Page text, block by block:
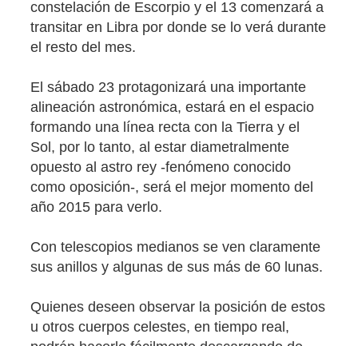
constelación de Escorpio y el 13 comenzará a
transitar en Libra por donde se lo verá durante
el resto del mes.
El sábado 23 protagonizará una importante
alineación astronómica, estará en el espacio
formando una línea recta con la Tierra y el
Sol, por lo tanto, al estar diametralmente
opuesto al astro rey -fenómeno conocido
como oposición-, será el mejor momento del
año 2015 para verlo.
Con telescopios medianos se ven claramente
sus anillos y algunas de sus más de 60 lunas.
Quienes deseen observar la posición de estos
u otros cuerpos celestes, en tiempo real,